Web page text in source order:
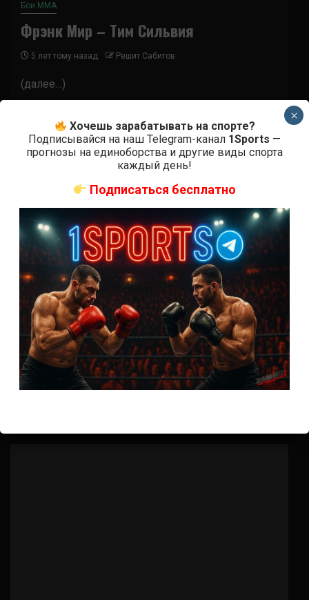
Бои ММА
Фрэнк Мир – Тим Сильвия
5 лет тому назад Решит Сабитов
(далее…)
Бои ММА
Фрэнк Мир – Вес Симс 2
5 лет тому назад Решит Сабитов
Хочешь зарабатывать на спорте?
Подписывайся на наш Telegram-канал 1Sports —
прогнозы на единоборства и другие виды спорта
каждый день!
Подписаться бесплатно
×